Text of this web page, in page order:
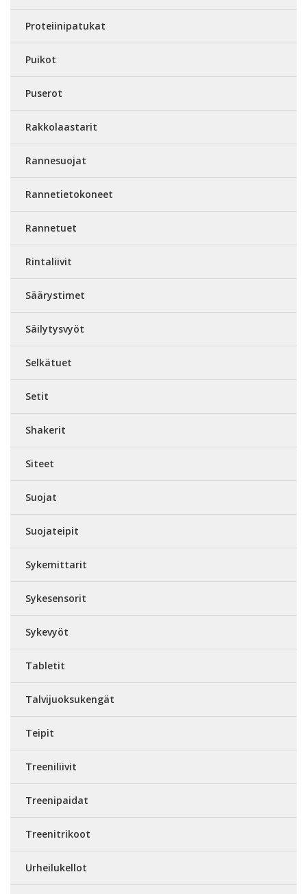
Proteiinipatukat
Puikot
Puserot
Rakkolaastarit
Rannesuojat
Rannetietokoneet
Rannetuet
Rintaliivit
Säärystimet
Säilytysvyöt
Selkätuet
Setit
Shakerit
Siteet
Suojat
Suojateipit
Sykemittarit
Sykesensorit
Sykevyöt
Tabletit
Talvijuoksukengät
Teipit
Treeniliivit
Treenipaidat
Treenitrikoot
Urheilukellot